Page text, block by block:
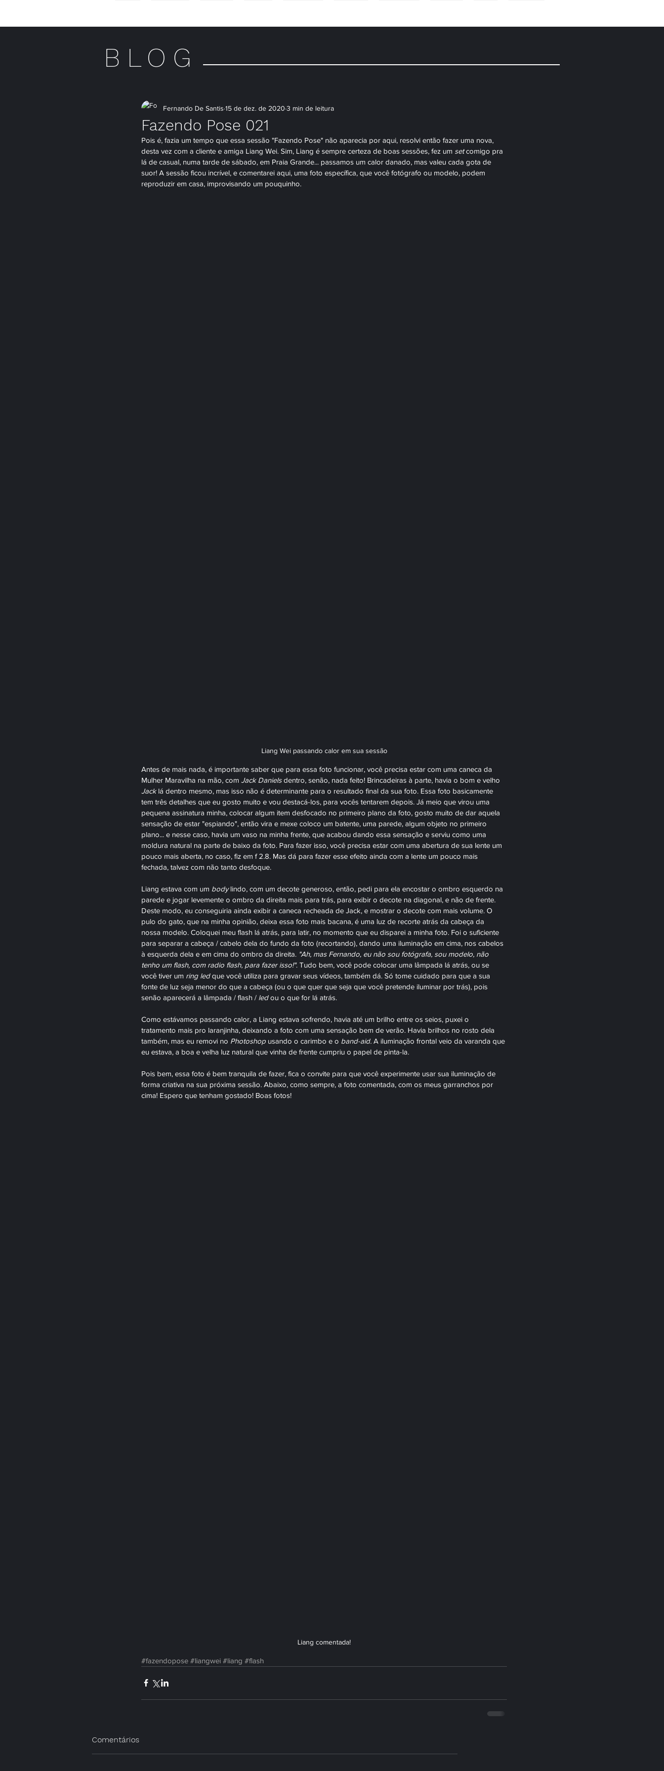
BLOG
Fazendo Pose 021
Fernando De Santis 15 de dez. de 2020 3 min de leitura
Pois é, fazia um tempo que essa sessão "Fazendo Pose" não aparecia por aqui, resolvi então fazer uma nova,
desta vez com a cliente e amiga Liang Wei. Sim, Liang é sempre certeza de boas sessões, fez um set comigo pra
lá de casual, numa tarde de sábado, em Praia Grande... passamos um calor danado, mas valeu cada gota de
suor! A sessão ficou incrível, e comentarei aqui, uma foto específica, que você fotógrafo ou modelo, podem
reproduzir em casa, improvisando um pouquinho.
Liang Wei passando calor em sua sessão
Antes de mais nada, é importante saber que para essa foto funcionar, você precisa estar com uma caneca da
Mulher Maravilha na mão, com Jack Daniels dentro, senão, nada feito! Brincadeiras à parte, havia o bom e velho
Jack lá dentro mesmo, mas isso não é determinante para o resultado final da sua foto. Essa foto basicamente
tem três detalhes que eu gosto muito e vou destacá-los, para vocês tentarem depois. Já meio que virou uma
pequena assinatura minha, colocar algum item desfocado no primeiro plano da foto, gosto muito de dar aquela
sensação de estar "espiando", então vira e mexe coloco um batente, uma parede, algum objeto no primeiro
plano... e nesse caso, havia um vaso na minha frente, que acabou dando essa sensação e serviu como uma
moldura natural na parte de baixo da foto. Para fazer isso, você precisa estar com uma abertura de sua lente um
pouco mais aberta, no caso, fiz em f 2.8. Mas dá para fazer esse efeito ainda com a lente um pouco mais
fechada, talvez com não tanto desfoque.
Liang estava com um body lindo, com um decote generoso, então, pedi para ela encostar o ombro esquerdo na
parede e jogar levemente o ombro da direita mais para trás, para exibir o decote na diagonal, e não de frente.
Deste modo, eu conseguiria ainda exibir a caneca recheada de Jack, e mostrar o decote com mais volume. O
pulo do gato, que na minha opinião, deixa essa foto mais bacana, é uma luz de recorte atrás da cabeça da
nossa modelo. Coloquei meu flash lá atrás, para latir, no momento que eu disparei a minha foto. Foi o suficiente
para separar a cabeça / cabelo dela do fundo da foto (recortando), dando uma iluminação em cima, nos cabelos
à esquerda dela e em cima do ombro da direita. "Ah, mas Fernando, eu não sou fotógrafa, sou modelo, não
tenho um flash, com radio flash, para fazer isso!". Tudo bem, você pode colocar uma lâmpada lá atrás, ou se
você tiver um ring led que você utiliza para gravar seus vídeos, também dá. Só tome cuidado para que a sua
fonte de luz seja menor do que a cabeça (ou o que quer que seja que você pretende iluminar por trás), pois
senão aparecerá a lâmpada / flash / led ou o que for lá atrás.
Como estávamos passando calor, a Liang estava sofrendo, havia até um brilho entre os seios, puxei o
tratamento mais pro laranjinha, deixando a foto com uma sensação bem de verão. Havia brilhos no rosto dela
também, mas eu removi no Photoshop usando o carimbo e o band-aid. A iluminação frontal veio da varanda que
eu estava, a boa e velha luz natural que vinha de frente cumpriu o papel de pinta-la.
Pois bem, essa foto é bem tranquila de fazer, fica o convite para que você experimente usar sua iluminação de
forma criativa na sua próxima sessão. Abaixo, como sempre, a foto comentada, com os meus garranchos por
cima! Espero que tenham gostado! Boas fotos!
Liang comentada!
#fazendopose #liangwei #liang #flash
Comentários